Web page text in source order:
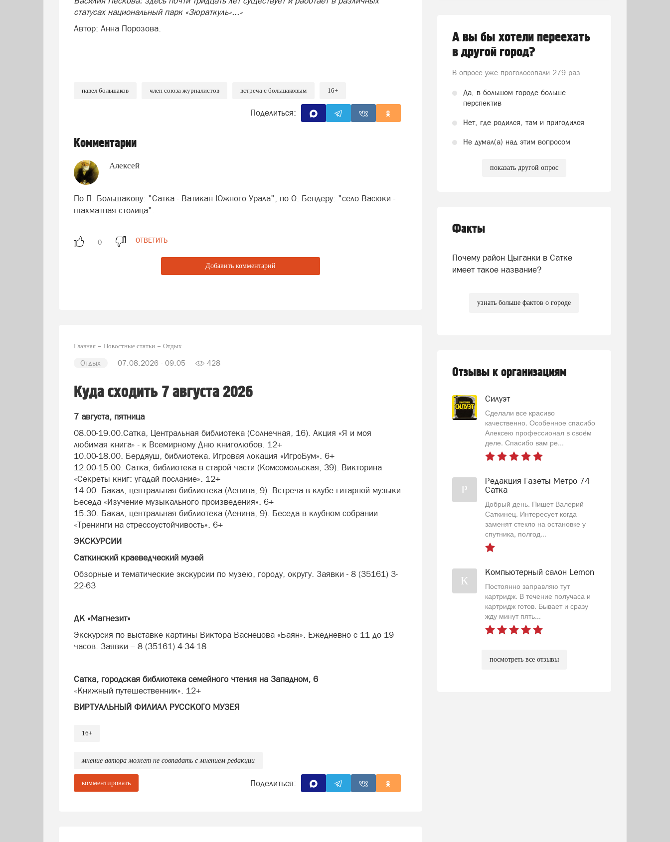
статусах национальный парк «Зюраткуль»...»
Автор: Анна Порозова.
павел большаков член союза журналистов встреча с большаковым 16+
Поделиться:
Комментарии
Алексей
По П. Большакову: "Сатка - Ватикан Южного Урала", по О. Бендеру: "село Васюки -
шахматная столица".
ОТВЕТИТЬ
Добавить комментарий
Главная Новостные статьи Отдых
Отдых 07.08.2026 - 09:05 428
Куда сходить 7 августа 2026
7 августа, пятница
08.00-19.00.Сатка, Центральная библиотека (Солнечная, 16). Акция «Я и моя
любимая книга» - к Всемирному Дню книголюбов. 12+
10.00-18.00. Бердяуш, библиотека. Игровая локация «ИгроБум». 6+
12.00-15.00. Сатка, библиотека в старой части (Комсомольская, 39). Викторина
«Секреты книг: угадай послание». 12+
14.00. Бакал, центральная библиотека (Ленина, 9). Встреча в клубе гитарной музыки.
Беседа «Изучение музыкального произведения». 6+
15.30. Бакал, центральная библиотека (Ленина, 9). Беседа в клубном собрании
«Тренинги на стрессоустойчивость». 6+
ЭКСКУРСИИ
Саткинский краеведческий музей
Обзорные и тематические экскурсии по музею, городу, округу. Заявки - 8 (35161) 3-
22-63
ДК «Магнезит»
Экскурсия по выставке картины Виктора Васнецова «Баян». Ежедневно с 11 до 19
часов. Заявки – 8 (35161) 4-34-18
Сатка, городская библиотека семейного чтения на Западном, 6
«Книжный путешественник». 12+
ВИРТУАЛЬНЫЙ ФИЛИАЛ РУССКОГО МУЗЕЯ
«Сокровища Русского музея»: знакомство с филиалом Русского музея (с понедельника
ВЫСТАВКИ
ДК «Магнезит»
- Выставка Русского музея. Виктор Васнецов. «Баян». Вход свободный, с 11 до 19
16+
мнение автора может не совпадать с мнением редакции
комментировать Поделиться:
А вы бы хотели переехать
в другой город?
В опросе уже проголосовали 279 раз
Да, в большом городе больше
перспектив
Нет, где родился, там и пригодился
Не думал(а) над этим вопросом
показать другой опрос
Факты
Почему район Цыганки в Сатке
имеет такое название?
узнать больше фактов о городе
Отзывы к организациям
Силуэт
Сделали все красиво
качественно. Особенное спасибо
Алексею профессионал в своём
деле. Спасибо вам ре...
Р
Редакция Газеты Метро 74
Сатка
Добрый день. Пишет Валерий
Саткинец. Интересует когда
заменят стекло на остановке у
спутника, полгод...
К
Компьютерный салон Lemon
Постоянно заправляю тут
картридж. В течение получаса и
картридж готов. Бывает и сразу
жду минут пять...
посмотреть все отзывы